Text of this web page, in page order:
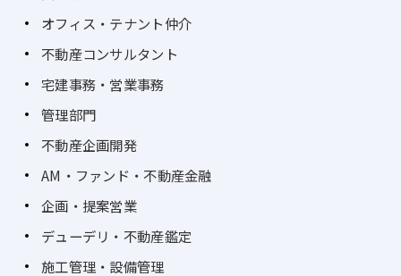
オフィス・テナント仲介
不動産コンサルタント
宅建事務・営業事務
管理部門
不動産企画開発
AM・ファンド・不動産金融
企画・提案営業
デューデリ・不動産鑑定
施工管理・設備管理